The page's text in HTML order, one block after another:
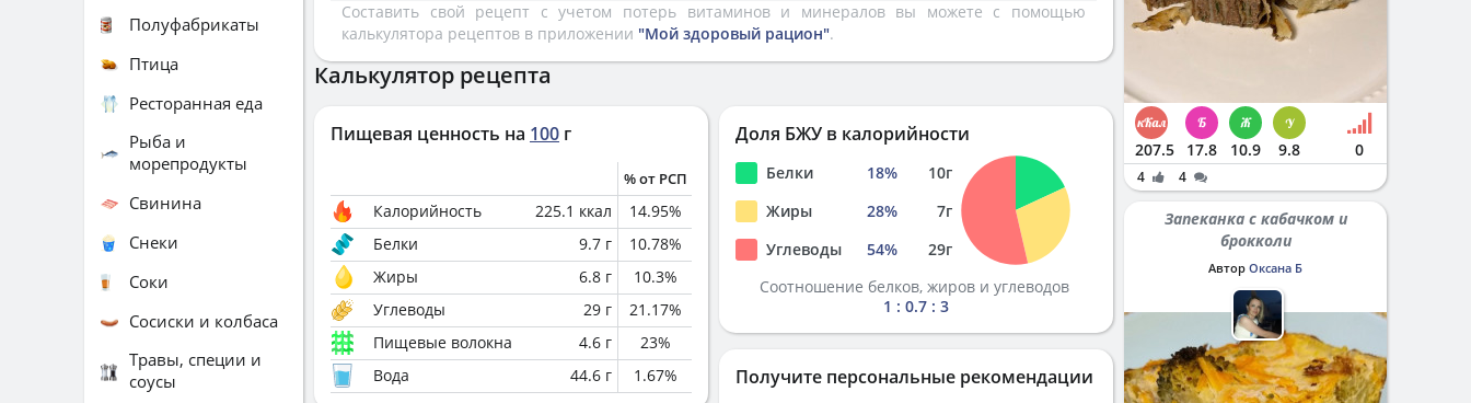
Составить свой рецепт с учетом потерь витаминов и минералов вы можете с помощью
калькулятора рецептов в приложении "Мой здоровый рацион".
Калькулятор рецепта
Пищевая ценность на 100 г
% от РСП
Калорийность 225.1 ккал 14.95%
Белки
9.7 г 10.78%
Жиры
6.8 г 10.3%
Углеводы
29 г 21.17%
Пищевые волокна
4.6 г 23%
Вода
44.6 г 1.67%
Доля БЖУ в калорийности
Белки 18% 10г
Жиры
28% 7г
Углеводы
54% 29г
Соотношение белков, жиров и углеводов
1 : 0.7 : 3
Получите персональные рекомендации
Полуфабрикаты
Птица
Ресторанная еда
Рыба и
морепродукты
Свинина
Снеки
Соки
Сосиски и колбаса
Травы, специи и
соусы
207.5 17.8 10.9 9.8 0
4 4
Запеканка с кабачком и
брокколи
Автор Оксана Б